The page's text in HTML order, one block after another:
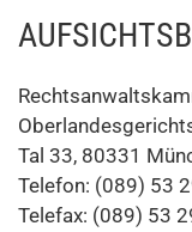
Tal 33, 80331
Telefon: (089) 53
Telefax: (089) 53